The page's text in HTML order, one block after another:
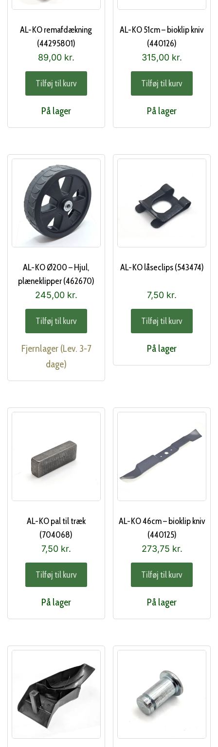
AL-KO remafdækning
(44295801)
89,00 kr.
Tilføj til kurv
På lager
AL-KO 51cm – bioklip kniv
(440126)
315,00 kr.
Tilføj til kurv
På lager
AL-KO Ø200 – Hjul,
plæneklipper (462670)
245,00 kr.
Tilføj til kurv
Fjernlager (Lev. 3-7
dage)
AL-KO låseclips (543474)
7,50 kr.
Tilføj til kurv
På lager
AL-KO pal til træk
(704068)
7,50 kr.
Tilføj til kurv
På lager
AL-KO 46cm – bioklip kniv
(440125)
273,75 kr.
Tilføj til kurv
På lager